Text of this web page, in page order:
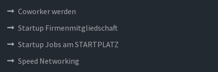
Coworker werden
Startup Firmenmitgliedschaft
Startup Jobs am STARTPLATZ
Speed Networking